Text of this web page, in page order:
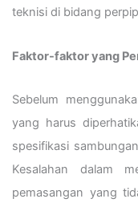
teknisi di bidang
Faktor-faktor yang
Sebelum
yang harus
spesifikasi
Kesalahan dalam
pemasangan yang